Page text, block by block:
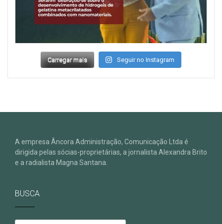
Carregar mais Seguir no Instagram
A empresa Âncora Administração, Comunicação Ltda é
dirigida pelas sócias-proprietárias, a jornalista Alexandra Brito
e a radialista Magna Santana.
BUSCA